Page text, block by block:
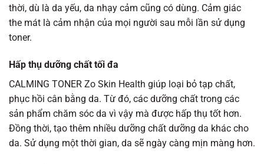
thời, dù là da yếu, da nhạy cảm cũng có dùng. Cảm giác
the mát là cảm nhận của mọi người sau mỗi lần sử dụng
toner.
Hấp thụ dưỡng chất tối đa
CALMING TONER Zo Skin Health giúp loại bỏ tạp chất,
phục hồi cân bằng da. Từ đó, các dưỡng chất trong các
sản phẩm chăm sóc da vì vậy mà được hấp thụ tốt hơn.
Đồng thời, tạo thêm nhiều dưỡng chất dưỡng da khác cho
da. Sử dụng một thời gian, da sẽ ngày càng mịn màng hơn.